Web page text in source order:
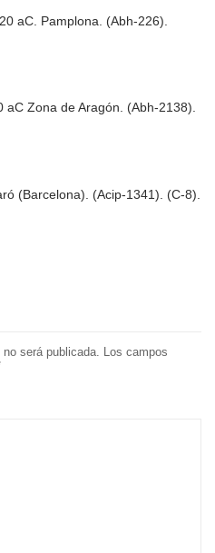
aC. Pamplona. (Abh-226).
aC Zona de Aragón. (Abh-2138).
(Barcelona). (Acip-1341). (C-8).
será publicada.
Los campos